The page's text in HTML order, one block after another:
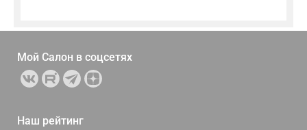
Мой Салон в соцсетях
Наш рейтинг